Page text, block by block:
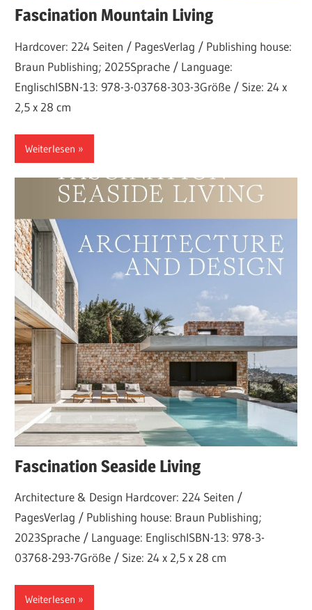
Fascination Mountain Living
Hardcover: 224 Seiten / PagesVerlag / Publishing house:
Braun Publishing; 2025Sprache / Language:
EnglischISBN-13: 978-3-03768-303-3Größe / Size: 24 x
2,5 x 28 cm
Weiterlesen
Fascination Seaside Living
Architecture & Design Hardcover: 224 Seiten /
PagesVerlag / Publishing house: Braun Publishing;
2023Sprache / Language: EnglischISBN-13: 978-3-
03768-293-7Größe / Size: 24 x 2,5 x 28 cm
Weiterlesen